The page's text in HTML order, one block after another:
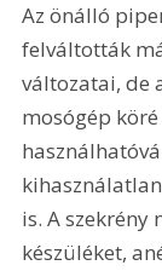
Az önálló
felváltották
változatai, de
mosógép
is. A szekrény
készüléket,